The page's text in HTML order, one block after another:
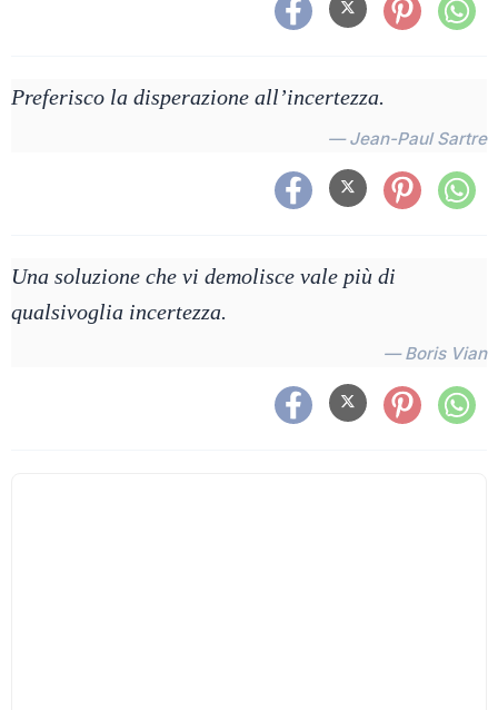
Preferisco la disperazione all’incertezza.
— Jean-Paul Sartre
Una soluzione che vi demolisce vale più di
qualsivoglia incertezza.
— Boris Vian